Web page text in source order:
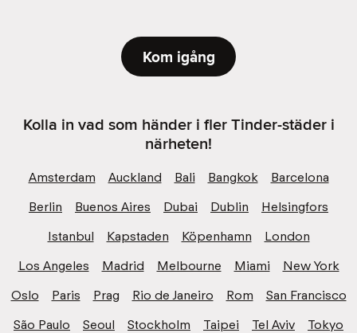
Kom igång
Kolla in vad som händer i fler Tinder-städer i
närheten!
Amsterdam Auckland Bali Bangkok
Barcelona
Berlin
Buenos Aires Dubai Dublin
Helsingfors
Istanbul
Kapstaden Köpenhamn
London
Los Angeles
Madrid Melbourne Miami
New York
Oslo
Paris Prag Rio de Janeiro Rom
San Francisco
São Paulo
Seoul Stockholm Taipei Tel Aviv
Tokyo